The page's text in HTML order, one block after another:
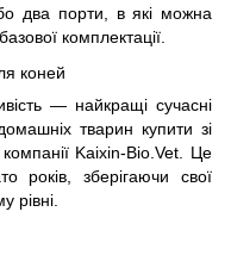
два порти, в які можна
комплектації.
— найкращі сучасні
тварин купити зі
Kaixin-Bio.Vet. Це
років, зберігаючи свої
рівні.